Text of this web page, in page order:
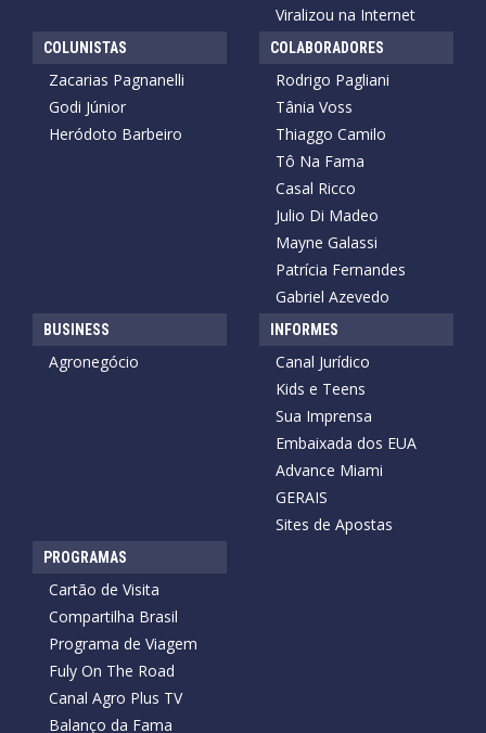
Viralizou na Internet
COLUNISTAS
Zacarias Pagnanelli
Godi Júnior
Heródoto Barbeiro
COLABORADORES
Rodrigo Pagliani
Tânia Voss
Thiaggo Camilo
Tô Na Fama
Casal Ricco
Julio Di Madeo
Mayne Galassi
Patrícia Fernandes
Gabriel Azevedo
BUSINESS
Agronegócio
INFORMES
Canal Jurídico
Kids e Teens
Sua Imprensa
Embaixada dos EUA
Advance Miami
GERAIS
Sites de Apostas
PROGRAMAS
Cartão de Visita
Compartilha Brasil
Programa de Viagem
Fuly On The Road
Canal Agro Plus TV
Balanço da Fama